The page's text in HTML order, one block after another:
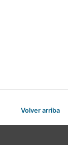
Volver arriba